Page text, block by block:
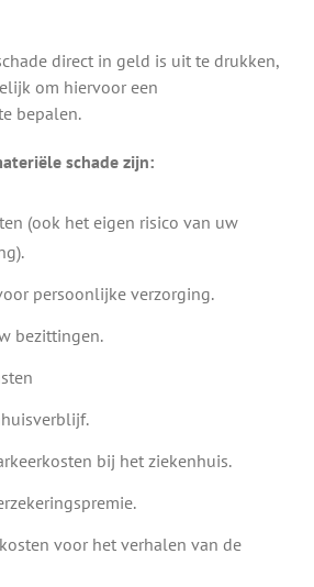
direct in geld is uit te drukken,
om hiervoor een
bepalen.
schade zijn:
(ook het eigen risico van uw
persoonlijke verzorging.
bezittingen.
bij het ziekenhuis.
voor het verhalen van de